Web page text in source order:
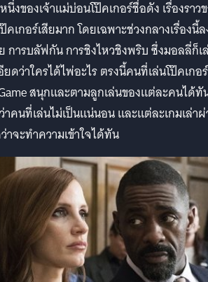
งของเจ้าแม่บ่อนโป๊คเกอร์ชื่อดัง เรื่องราว
เกอร์เสียมาก โดยเฉพาะช่วงกลางเรื่องนี้
การบลัฟกัน การชิงไหวชิงพริบ ซึ่งมอลลี่ก็เ
ดว่าใครได้ไพ่อะไร ตรงนี้คนที่เล่นโป๊คเกอร์
สนุกและตามลูกเล่นของแต่ละคนได้ทั
คนที่เล่นไม่เป็นแน่นอน และแต่ละเกมเล่า
าจะทำความเข้าใจได้ทัน